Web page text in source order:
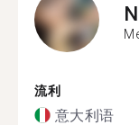
流利
意大利语